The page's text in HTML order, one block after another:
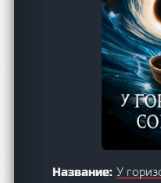
Название:У